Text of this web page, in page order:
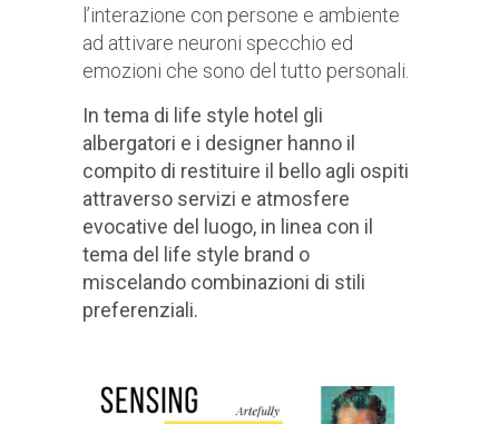
l’interazione con persone e ambiente
ad attivare neuroni specchio ed
emozioni che sono del tutto personali.
In tema di life style hotel gli
albergatori e i designer hanno il
compito di restituire il bello agli ospiti
attraverso servizi e atmosfere
evocative del luogo, in linea con il
tema del life style brand o
miscelando combinazioni di stili
preferenziali.